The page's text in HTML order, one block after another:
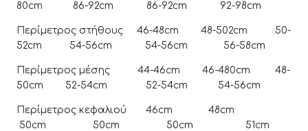
80cm 86-92cm 86-92cm 92-98cm
Περίμετρος στήθους 46-48cm 48-502cm 50-
52cm 54-56cm 54-56cm 56-58cm
Περίμετρος μέσης 44-46cm 46-480cm 48-
50cm 52-54cm 52-54cm 54-56cm
Περίμετρος κεφαλιού 46cm 48cm
50cm 50cm 50cm 51cm